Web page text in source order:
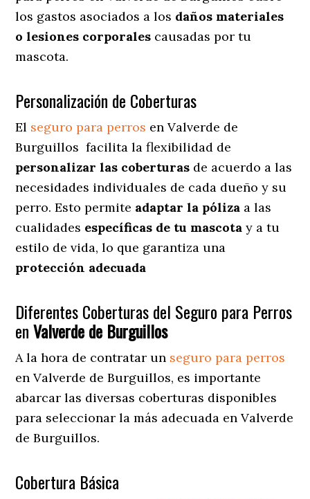
los gastos asociados a los daños materiales
o lesiones corporales causadas por tu
mascota.
Personalización de Coberturas
El seguro para perros en Valverde de
Burguillos facilita la flexibilidad de
personalizar las coberturas de acuerdo a las
necesidades individuales de cada dueño y su
perro. Esto permite adaptar la póliza a las
cualidades específicas de tu mascota y a tu
estilo de vida, lo que garantiza una
protección adecuada
Diferentes Coberturas del Seguro para Perros
en Valverde de Burguillos
A la hora de contratar un seguro para perros
en Valverde de Burguillos, es importante
abarcar las diversas coberturas disponibles
para seleccionar la más adecuada en Valverde
de Burguillos.
Cobertura Básica